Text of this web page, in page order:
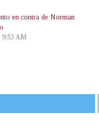
en contra de Norman
9:53 AM